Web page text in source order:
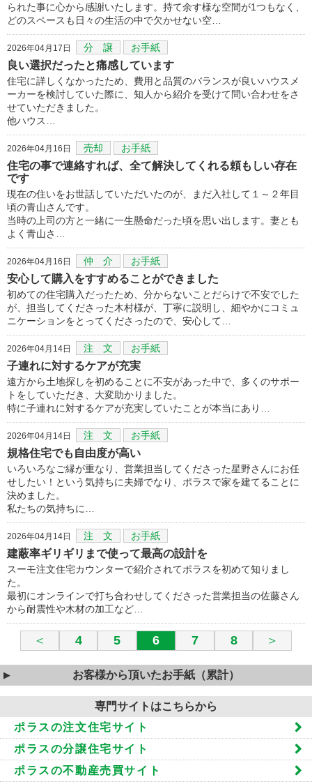
られた事に心から感謝いたします。持て余す様な空間が1つもなく、
どのスペースも日々の生活の中で欠かせない空…
2026年04月17日 分 譲 お手紙
良い選択だったと痛感しています
住宅に詳しくなかったため、費用と品質のバランスが良いハウスメ
ーカーを検討していた際に、知人から紹介を受けて問い合わせをさ
せていただきました。
他ハウス…
2026年04月16日 売却 お手紙
住宅の事で連絡すれば、全て解決してくれる頼もしい存在
です
現在の住いをお世話していただいたのが、まだ入社して１～２年目
頃の青山さんです。
当時の上司の方と一緒に一生懸命だった頃を思い出します。妻とも
よく青山さ…
2026年04月16日 仲 介 お手紙
安心して購入をすすめることができました
初めての住宅購入だったため、分からないことだらけで不安でした
が、担当してくださった木村様が、丁寧に説明し、細やかにコミュ
ニケーションをとってくださったので、安心して…
2026年04月14日 注 文 お手紙
子連れに対するケアが充実
遠方から土地探しを初めることに不安があった中で、多くのサポー
トをしていただき、大変助かりました。
特に子連れに対するケアが充実していたことが本当にあり…
2026年04月14日 注 文 お手紙
規格住宅でも自由度が高い
いろいろなご縁が重なり、営業担当してくださった星野さんにお任
せしたい！という気持ちに夫婦でなり、ポラスで家を建てることに
決めました。
私たちの気持ちに…
2026年04月14日 注 文 お手紙
建蔽率ギリギリまで使って最高の設計を
スーモ注文住宅カウンターで紹介されてポラスを初めて知りまし
た。
最初にオンラインで打ち合わせしてくださった営業担当の佐藤さん
から耐震性や木材の加工など…
＜ 4 5 6 7 8 ＞
お客様から頂いたお手紙（累計）
専門サイトはこちらから
ポラスの注文住宅サイト
ポラスの分譲住宅サイト
ポラスの不動産売買サイト